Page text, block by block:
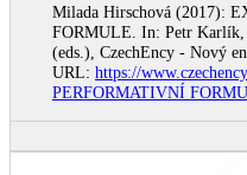
Milada Hirschová (2017):
FORMULE. In: Petr Karlík,
(eds.), CzechEncy - Nový
URL: https://
PERFORMATIVNÍ